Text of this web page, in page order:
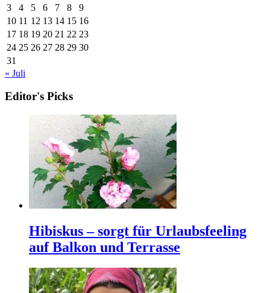
3
4 5 6 7 8
9
10 11 12 13 14 15 16
17 18 19 20 21 22 23
24 25 26 27 28 29 30
31
« Juli
Editor's Picks
Hibiskus – sorgt für Urlaubsfeeling
auf Balkon und Terrasse